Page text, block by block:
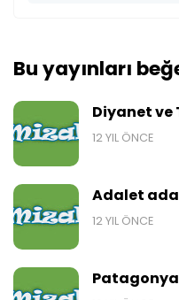
Bu yayınları
Diyanet ve
12 YIL ÖNCE
Adalet
12 YIL ÖNCE